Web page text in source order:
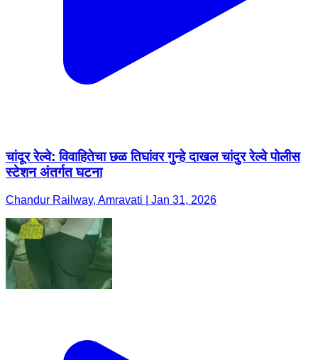
चांदूर रेल्वे: विवाहितेचा छळ तिघांवर गुन्हे दाखल चांदुर रेल्वे पोलीस
स्टेशन अंतर्गत घटना
Chandur Railway, Amravati | Jan 31, 2026